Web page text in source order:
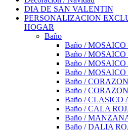
DIA DE SAN VALENTIN
PERSONALIZACION
HOGAR
Baño
Baño /
Baño /
Baño /
Baño /
Baño /
Baño /
Baño / CLASICO
Baño / CALA
Baño /
Baño / DALIA